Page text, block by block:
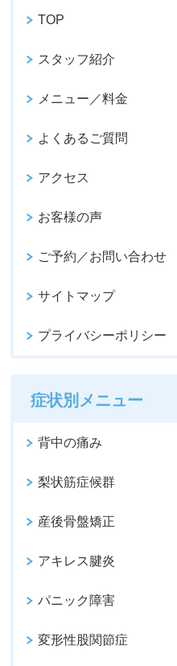
TOP
スタッフ紹介
メニュー／料金
よくあるご質問
アクセス
お客様の声
ご予約／お問い合わせ
サイトマップ
プライバシーポリシー
症状別メニュー
背中の痛み
梨状筋症候群
産後骨盤矯正
アキレス腱炎
パニック障害
変形性股関節症